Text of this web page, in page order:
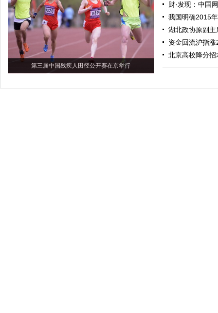
第三届中国残疾人田径公开赛在京举行
财·发现：中国
我国明确2015
湖北政协原副
资金回流沪指
北京高校降分